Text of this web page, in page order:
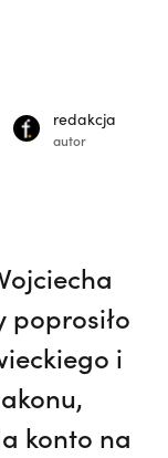
redakcja
autor
poprosiło
i
konto na